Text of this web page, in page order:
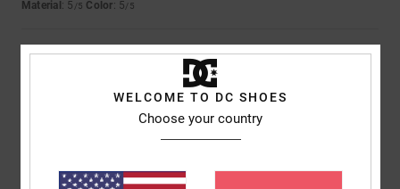
Material: 5 /5 Color: 5/5
5/5
Mostrar original - Português
WELCOME TO DC SHOES
Choose your country